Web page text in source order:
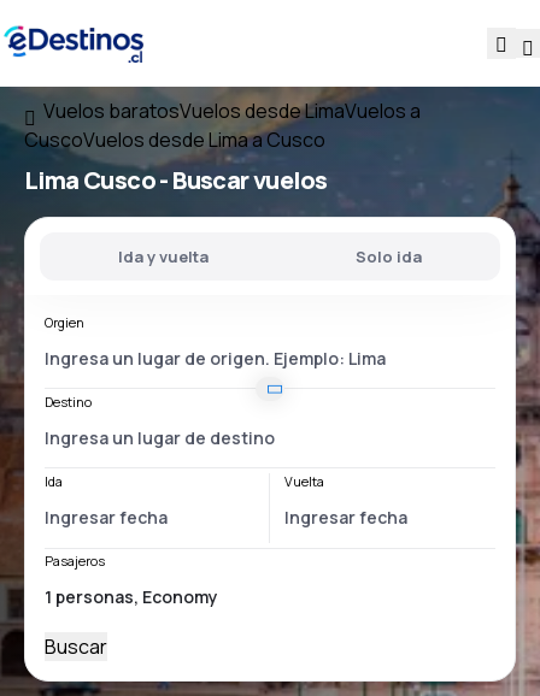
Vuelos baratosVuelos desde LimaVuelos a
CuscoVuelos desde Lima a Cusco
Lima Cusco- Buscar vuelos
Ida y vuelta Solo ida
Orgien
Destino
Ida Vuelta
Pasajeros
Buscar